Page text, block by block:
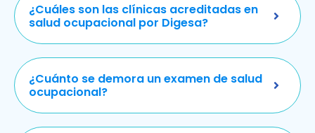
¿Cuáles son las clínicas acreditadas en
salud ocupacional por Digesa?
¿Cuánto se demora un examen de salud
ocupacional?